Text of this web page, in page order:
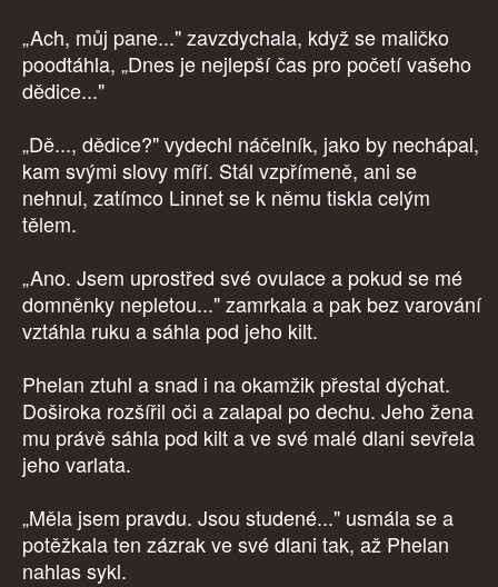
„Ach, můj pane..." zavzdychala, když se maličko
poodtáhla, „Dnes je nejlepší čas pro početí vašeho
dědice..."
„Dě..., dědice?" vydechl náčelník, jako by nechápal,
kam svými slovy míří. Stál vzpřímeně, ani se
nehnul, zatímco Linnet se k němu tiskla celým
tělem.
„Ano. Jsem uprostřed své ovulace a pokud se mé
domněnky nepletou..." zamrkala a pak bez varování
vztáhla ruku a sáhla pod jeho kilt.
Phelan ztuhl a snad i na okamžik přestal dýchat.
Doširoka rozšířil oči a zalapal po dechu. Jeho žena
mu právě sáhla pod kilt a ve své malé dlani sevřela
jeho varlata.
„Měla jsem pravdu. Jsou studené..." usmála se a
potěžkala ten zázrak ve své dlani tak, až Phelan
nahlas sykl.